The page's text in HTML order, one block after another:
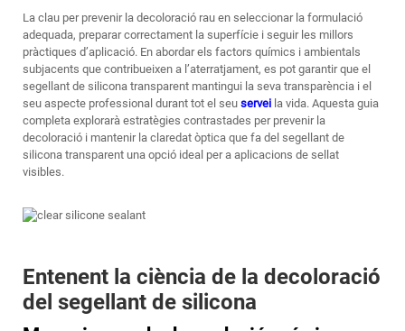
La clau per prevenir la decoloració rau en seleccionar la formulació
adequada, preparar correctament la superfície i seguir les millors
pràctiques d’aplicació. En abordar els factors químics i ambientals
subjacents que contribueixen a l’aterratjament, es pot garantir que el
segellant de silicona transparent mantingui la seva transparència i el
seu aspecte professional durant tot el seu servei la vida. Aquesta guia
completa explorarà estratègies contrastades per prevenir la
decoloració i mantenir la claredat òptica que fa del segellant de
silicona transparent una opció ideal per a aplicacions de sellat
visibles.
Entenent la ciència de la decoloració
del segellant de silicona